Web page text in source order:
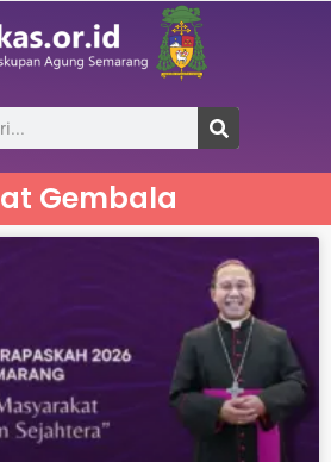
Gembala